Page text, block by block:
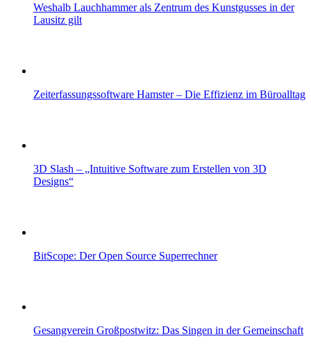
Weshalb Lauchhammer als Zentrum des Kunstgusses in der
Lausitz gilt
Zeiterfassungssoftware Hamster – Die Effizienz im Büroalltag
3D Slash – „Intuitive Software zum Erstellen von 3D
Designs“
BitScope: Der Open Source Superrechner
Gesangverein Großpostwitz: Das Singen in der Gemeinschaft